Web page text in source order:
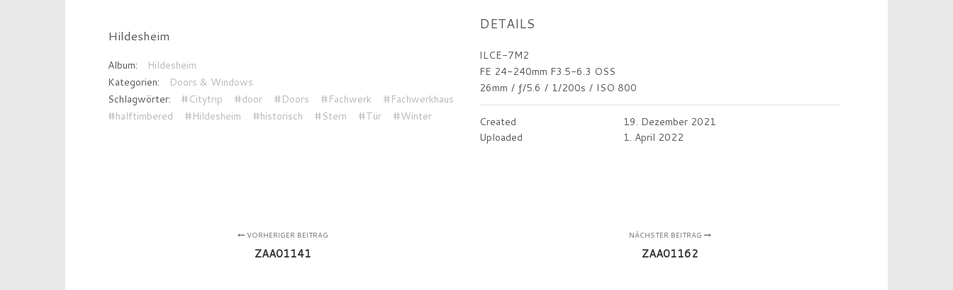
Hildesheim
Album:
Hildesheim
Kategorien:
Doors & Windows
Schlagwörter:
#Citytrip #door #Doors #Fachwerk
#Fachwerkhaus
#halftimbered
#Hildesheim #historisch #Stern #Tür #Winter
DETAILS
ILCE-7M2
FE 24-240mm F3.5-6.3 OSS
26mm / ƒ/5.6 / 1/200s / ISO 800
Created
19. Dezember 2021
Uploaded
1. April 2022
VORHERIGER BEITRAG
ZAA01141
NÄCHSTER BEITRAG
ZAA01162